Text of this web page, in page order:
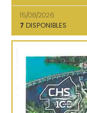
15/08/2026
7 DISPONIBLES